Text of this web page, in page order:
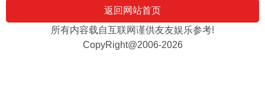
返回网站首页
所有内容载自互联网谨供友友娱乐参考!
CopyRight@2006-2026